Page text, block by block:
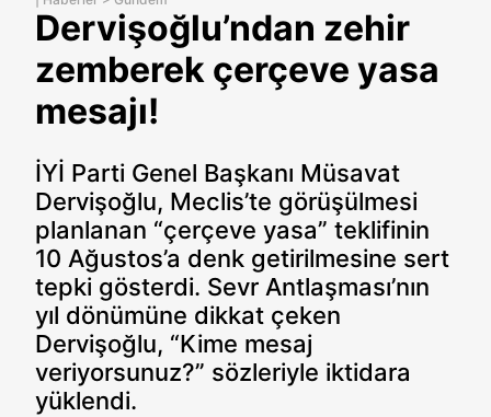
Dervişoğlu’ndan zehir
zemberek çerçeve yasa
mesajı!
İYİ Parti Genel Başkanı Müsavat
Dervişoğlu, Meclis’te görüşülmesi
planlanan “çerçeve yasa” teklifinin
10 Ağustos’a denk getirilmesine sert
tepki gösterdi. Sevr Antlaşması’nın
yıl dönümüne dikkat çeken
Dervişoğlu, “Kime mesaj
veriyorsunuz?” sözleriyle iktidara
yüklendi.